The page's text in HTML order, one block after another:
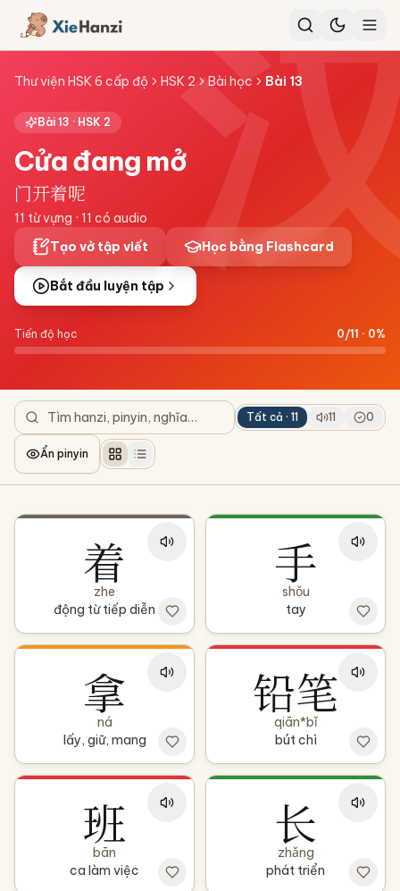
Thư viện HSK 6 cấp độ HSK 2 Bài học Bài 13
Bài 13 · HSK 2
Cửa đang mở
门开着呢
11 từ vựng · 11 có audio
Tạo vở tập viết
Học bằng Flashcard
Bắt đầu luyện tập
Tiến độ học 0/11 · 0%
Tất cả · 11 11 0
Ẩn pinyin
着
zhe
động từ tiếp diễn
手
shǒu
tay
拿
ná
lấy, giữ, mang
铅笔
qiān*bǐ
bút chì
班
bān
ca làm việc
长
zhǎng
phát triển